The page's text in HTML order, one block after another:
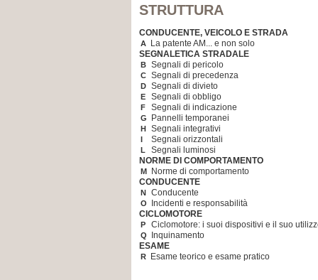
STRUTTURA
CONDUCENTE, VEICOLO E STRADA
A
La patente AM... e non solo
SEGNALETICA STRADALE
B Segnali di pericolo
C Segnali di precedenza
D Segnali di divieto
E Segnali di obbligo
F Segnali di indicazione
G Pannelli temporanei
H Segnali integrativi
I Segnali orizzontali
L
Segnali luminosi
NORME DI COMPORTAMENTO
M
Norme di comportamento
CONDUCENTE
N Conducente
O
Incidenti e responsabilità
CICLOMOTORE
P Ciclomotore: i suoi dispositivi e il suo
Q
Inquinamento
ESAME
R Esame teorico e esame pratico